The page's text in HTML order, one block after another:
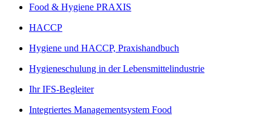
Food & Hygiene PRAXIS
HACCP
Hygiene und HACCP, Praxishandbuch
Hygieneschulung in der Lebensmittelindustrie
Ihr IFS-Begleiter
Integriertes Managementsystem Food